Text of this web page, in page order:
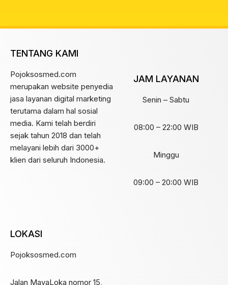
TENTANG KAMI
Pojoksosmed.com
merupakan website penyedia
jasa layanan digital marketing
terutama dalam hal sosial
media. Kami telah berdiri
sejak tahun 2018 dan telah
melayani lebih dari 3000+
klien dari seluruh Indonesia.
JAM LAYANAN
Senin – Sabtu
08:00 – 22:00 WIB
Minggu
09:00 – 20:00 WIB
LOKASI
Pojoksosmed.com
Jalan MayaLoka nomor 15,